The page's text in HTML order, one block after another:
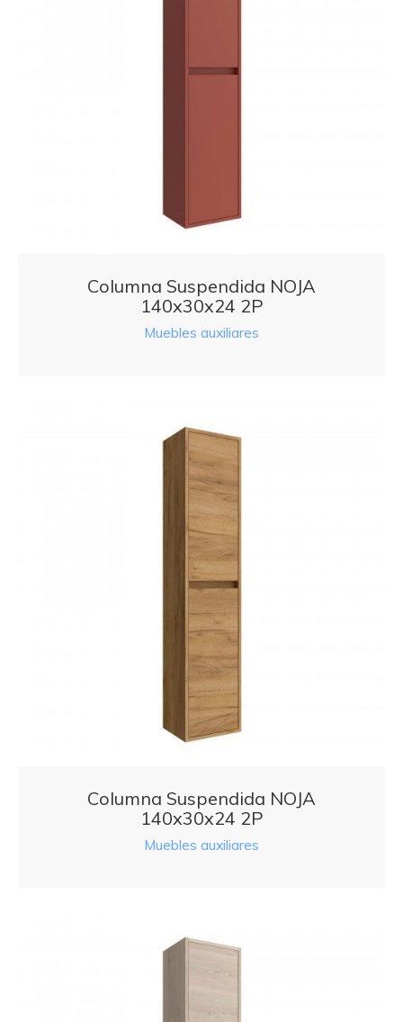
Columna Suspendida NOJA
140x30x24 2P
Muebles auxiliares
Columna Suspendida NOJA
140x30x24 2P
Muebles auxiliares